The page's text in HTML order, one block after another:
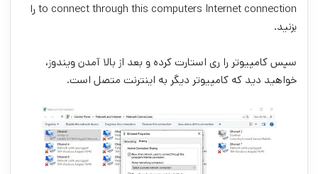
to connect through this computers Internet connection را
بزنید.
سپس کامپیوتر را ری استارت کرده و بعد از بالا آمدن ویندوز،
خواهید دید که کامپیوتر دیگر به اینترنت متصل است.